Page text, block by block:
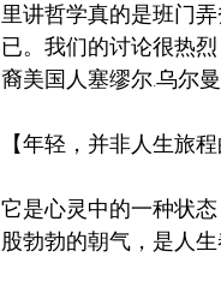
里讲哲学真的是班门
已。我们的讨论很热
裔美国人塞缪尔.乌尔
【年轻，并非人生旅
它是心灵中的一种状
股勃勃的朝气，是人生